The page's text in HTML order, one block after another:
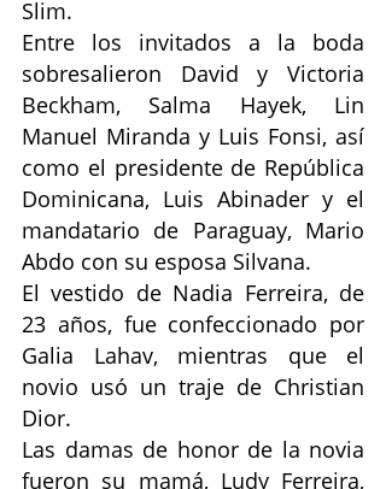
Slim.
Entre los invitados a la boda
sobresalieron David y Victoria
Beckham, Salma Hayek, Lin
Manuel Miranda y Luis Fonsi, así
como el presidente de República
Dominicana, Luis Abinader y el
mandatario de Paraguay, Mario
Abdo con su esposa Silvana.
El vestido de Nadia Ferreira, de
23 años, fue confeccionado por
Galia Lahav,
mientras que el
novio usó un traje de Christian
Dior.
Las damas de honor de la novia
fueron su mamá, Ludy Ferreira,